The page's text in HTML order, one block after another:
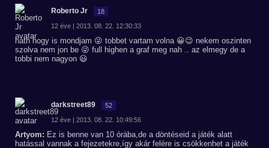
Roberto Jr 18
12 éve | 2013. 08. 22. 12:30:33
hath hogy is mondjam 😜 tobbet vartam volna 😀😉 nekem oszinten
szolva nem jon be 😜 full highen a graf meg nah .. az elmegy de a
tobbi nem nagyon 😃
darkstreet89 52
12 éve | 2013. 08. 22. 10:49:56
Artyom: Ez is benne van 10 órába,de a döntéseid a játék alatt
hatással vannak a fejezetekre,így akár felére is csökkenhet a játék